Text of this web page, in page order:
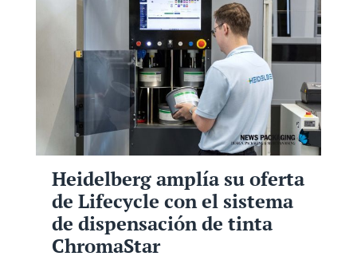
Heidelberg amplía su oferta
de Lifecycle con el sistema
de dispensación de tinta
ChromaStar